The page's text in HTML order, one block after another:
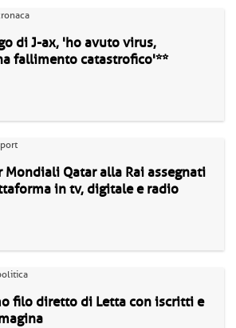
di J-ax, 'ho avuto virus,
fallimento catastrofico'**
Mondiali Qatar alla Rai assegnati
in tv, digitale e radio
filo diretto di Letta con iscritti e